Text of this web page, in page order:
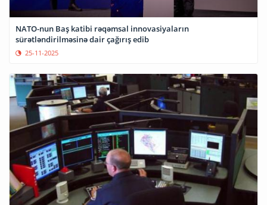
NATO-nun Baş katibi rəqəmsal innovasiyaların
sürətləndirilməsinə dair çağırış edib
25-11-2025